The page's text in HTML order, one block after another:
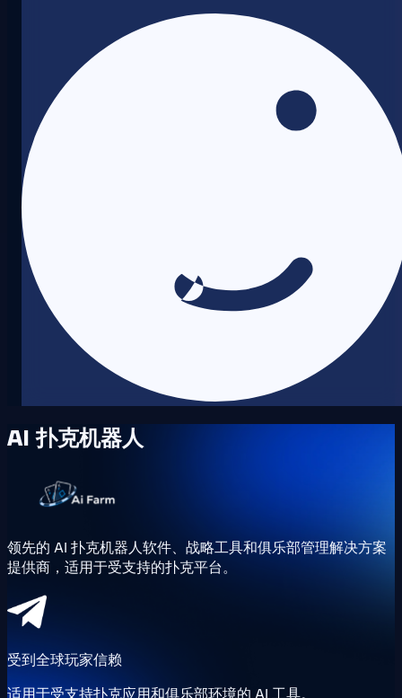
AI 扑克机器人
领先的 AI 扑克机器人软件、战略工具和俱乐部管理解决方案
提供商，适用于受支持的扑克平台。
受到全球玩家信赖
适用于受支持扑克应用和俱乐部环境的 AI 工具。